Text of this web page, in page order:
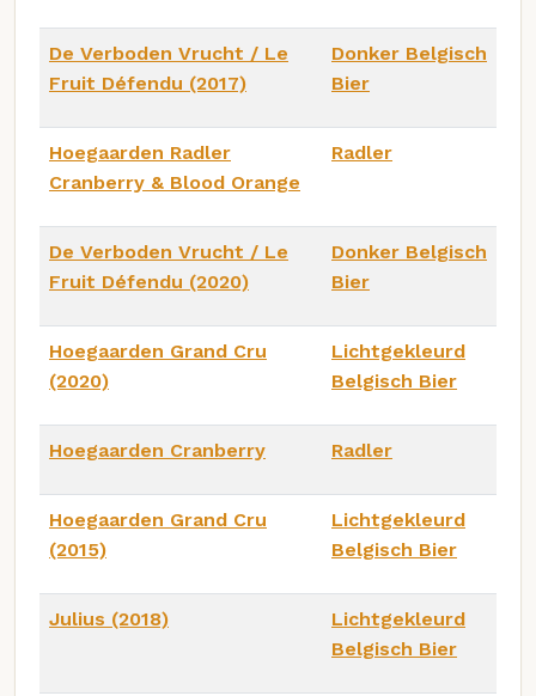
De Verboden Vrucht / Le
Fruit Défendu (2017)
Donker Belgisch
Bier
Hoegaarden Radler
Cranberry & Blood Orange
Radler
De Verboden Vrucht / Le
Fruit Défendu (2020)
Donker Belgisch
Bier
Hoegaarden Grand Cru
(2020)
Lichtgekleurd
Belgisch Bier
Hoegaarden Cranberry Radler
Hoegaarden Grand Cru
(2015)
Lichtgekleurd
Belgisch Bier
Julius (2018)
Lichtgekleurd
Belgisch Bier